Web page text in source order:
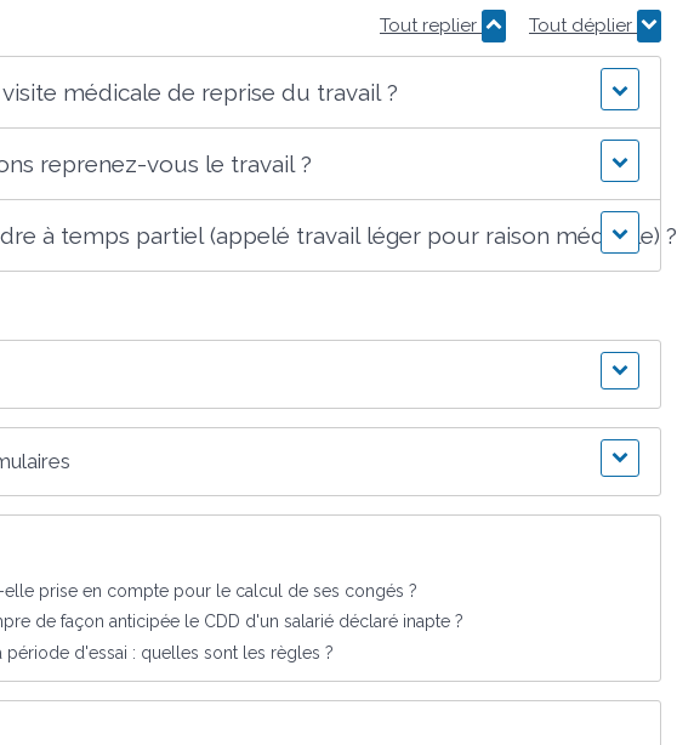
Tout replier Tout déplier
médicale de reprise du travail ?
reprenez-vous le travail ?
à temps partiel (appelé travail léger pour raison médicale) ?
elle prise en compte pour le calcul de ses congés ?
de façon anticipée le CDD d'un salarié déclaré inapte ?
période d'essai : quelles sont les règles ?